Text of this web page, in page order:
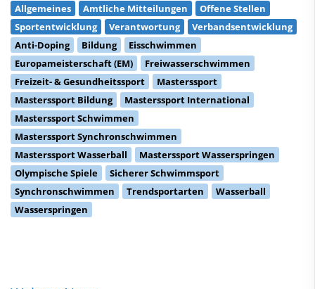
Allgemeines Amtliche Mitteilungen
Offene Stellen
Sportentwicklung
Verantwortung
Verbandsentwicklung
Anti-Doping
Bildung
Eisschwimmen
Europameisterschaft (EM)
Freiwasserschwimmen
Freizeit- & Gesundheitssport
Masterssport
Masterssport Bildung
Masterssport International
Masterssport Schwimmen
Masterssport Synchronschwimmen
Masterssport Wasserball
Masterssport Wasserspringen
Olympische Spiele
Sicherer Schwimmsport
Synchronschwimmen
Trendsportarten
Wasserball
Wasserspringen